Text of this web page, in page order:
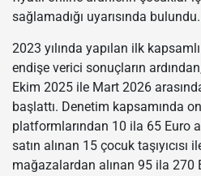
sağlamadığı uyarısında bulundu.
2023 yılında yapılan ilk
endişe verici sonuçların
Ekim 2025 ile Mart 2026
başlattı. Denetim kapsamında
platformlarından 10 ila 65 Euro
satın alınan 15 çocuk taşıyıcısı
mağazalardan alınan 95 ila 270